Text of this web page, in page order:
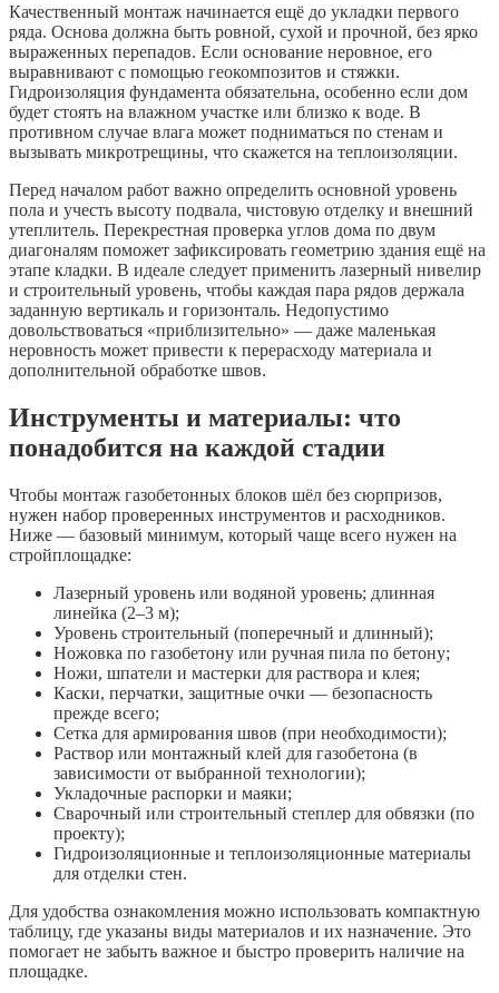
Качественный монтаж начинается ещё до укладки первого
ряда. Основа должна быть ровной, сухой и прочной, без ярко
выраженных перепадов. Если основание неровное, его
выравнивают с помощью геокомпозитов и стяжки.
Гидроизоляция фундамента обязательна, особенно если дом
будет стоять на влажном участке или близко к воде. В
противном случае влага может подниматься по стенам и
вызывать микротрещины, что скажется на теплоизоляции.
Перед началом работ важно определить основной уровень
пола и учесть высоту подвала, чистовую отделку и внешний
утеплитель. Перекрестная проверка углов дома по двум
диагоналям поможет зафиксировать геометрию здания ещё на
этапе кладки. В идеале следует применить лазерный нивелир
и строительный уровень, чтобы каждая пара рядов держала
заданную вертикаль и горизонталь. Недопустимо
довольствоваться «приблизительно» — даже маленькая
неровность может привести к перерасходу материала и
дополнительной обработке швов.
Инструменты и материалы: что
понадобится на каждой стадии
Чтобы монтаж газобетонных блоков шёл без сюрпризов,
нужен набор проверенных инструментов и расходников.
Ниже — базовый минимум, который чаще всего нужен на
стройплощадке:
Лазерный уровень или водяной уровень; длинная
линейка (2–3 м);
Уровень строительный (поперечный и длинный);
Ножовка по газобетону или ручная пила по бетону;
Ножи, шпатели и мастерки для раствора и клея;
Каски, перчатки, защитные очки — безопасность
прежде всего;
Сетка для армирования швов (при необходимости);
Раствор или монтажный клей для газобетона (в
зависимости от выбранной технологии);
Укладочные распорки и маяки;
Сварочный или строительный степлер для обвязки (по
проекту);
Гидроизоляционные и теплоизоляционные материалы
для отделки стен.
Для удобства ознакомления можно использовать компактную
таблицу, где указаны виды материалов и их назначение. Это
помогает не забыть важное и быстро проверить наличие на
площадке.